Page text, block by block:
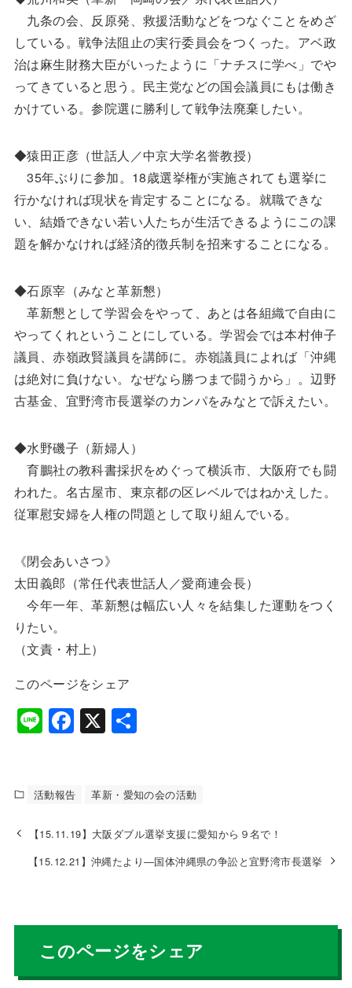
九条の会、反原発、救援活動などをつなぐことをめざ
している。戦争法阻止の実行委員会をつくった。アベ政
治は麻生財務大臣がいったように「ナチスに学べ」でや
ってきていると思う。民主党などの国会議員にもは働き
かけている。参院選に勝利して戦争法廃棄したい。
◆猿田正彦（世話人／中京大学名誉教授）
35年ぶりに参加。18歳選挙権が実施されても選挙に
行かなければ現状を肯定することになる。就職できな
い、結婚できない若い人たちが生活できるようにこの課
題を解かなければ経済的徴兵制を招来することになる。
◆石原宰（みなと革新懇）
革新懇として学習会をやって、あとは各組織で自由に
やってくれということにしている。学習会では本村伸子
議員、赤嶺政賢議員を講師に。赤嶺議員によれば「沖縄
は絶対に負けない。なぜなら勝つまで闘うから」。辺野
古基金、宜野湾市長選挙のカンパをみなとで訴えたい。
◆水野磯子（新婦人）
育鵬社の教科書採択をめぐって横浜市、大阪府でも闘
われた。名古屋市、東京都の区レベルではねかえした。
従軍慰安婦を人権の問題として取り組んでいる。
《閉会あいさつ》
太田義郎（常任代表世話人／愛商連会長）
今年一年、革新懇は幅広い人々を結集した運動をつく
りたい。
（文責・村上）
このページをシェア
Li
n
F
a
e
b
o
o
X 共
活動報告 革新・愛知の会の活動
【15.11.19】大阪ダブル選挙支援に愛知から９名で！
【15.12.21】沖縄たより―国体沖縄県の争訟と宜野湾市長選挙
このページをシェア